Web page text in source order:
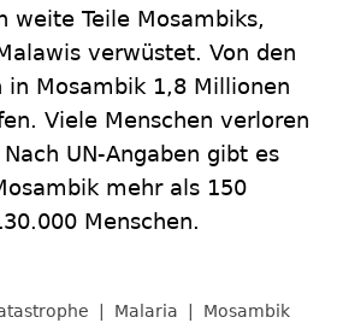
weite Teile Mosambiks,
verwüstet. Von den
in Mosambik 1,8 Millionen
Viele Menschen verloren
UN-Angaben gibt es
mehr als 150
Menschen.
Malaria Mosambik